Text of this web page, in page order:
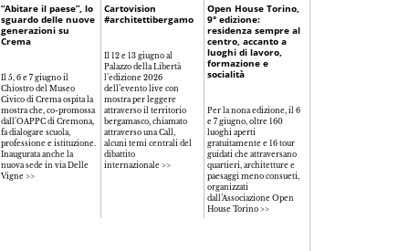
“Abitare il paese”, lo
sguardo delle nuove
generazioni su
Crema
Il 5, 6 e 7 giugno il
Chiostro del Museo
Civico di Crema ospita la
mostra che, co-promossa
dall’OAPPC di Cremona,
fa dialogare scuola,
professione e istituzione.
Inaugurata anche la
nuova sede in via Delle
Vigne >>
Cartovision
#architettibergamo
Il 12 e 13 giugno al
Palazzo della Libertà
l’edizione 2026
dell’evento live con
mostra per leggere
attraverso il territorio
bergamasco, chiamato
attraverso una Call,
alcuni temi centrali del
dibattito
internazionale >>
Open House Torino,
9° edizione:
residenza sempre al
centro, accanto a
luoghi di lavoro,
formazione e
socialità
Per la nona edizione, il 6
e 7 giugno, oltre 160
luoghi aperti
gratuitamente e 16 tour
guidati che attraversano
quartieri, architetture e
paesaggi meno consueti,
organizzati
dall’Associazione Open
House Torino >>